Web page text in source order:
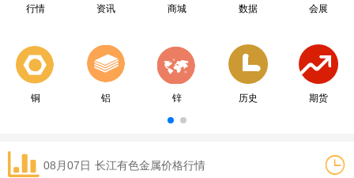
行情 资讯 商城 数据 会展
铜 铝 锌 历史 期货
08月07日 长江有色金属价格行情